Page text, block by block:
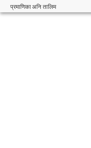
प्रमाणिका अनि तालिम